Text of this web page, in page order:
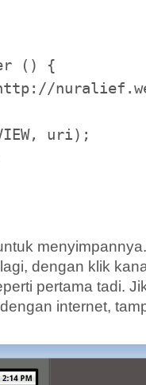
() {
uri);
menyimpannya.
dengan klik
pertama tadi.
internet,